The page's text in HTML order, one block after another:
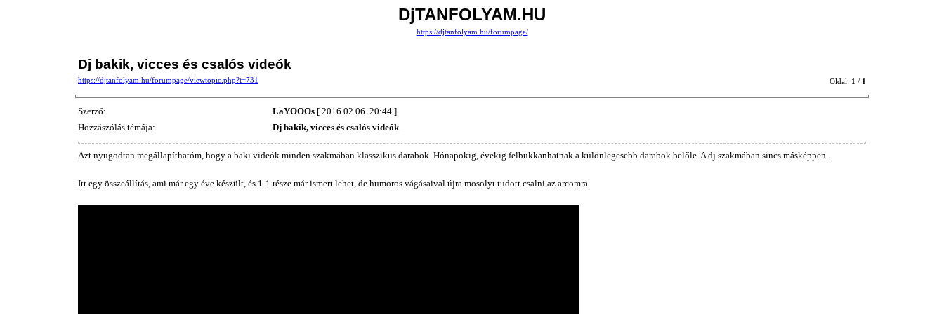
DjTANFOLYAM.HU
https://djtanfolyam.hu/forumpage/
Dj bakik, vicces és csalós videók
https://djtanfolyam.hu/forumpage/viewtopic.php?t=731 Oldal: 1 / 1
Szerző: LaYOOOs [ 2016.02.06. 20:44 ]
Hozzászólás témája:
Dj bakik, vicces és csalós videók
Azt nyugodtan megállapíthatóm, hogy a baki videók minden szakmában klasszikus darabok. Hónapokig, évekig felbukkanhatnak a különlegesebb darabok belőle. A dj szakmában sincs másképpen.
Itt egy összeállítás, ami már egy éve készült, és 1-1 része már ismert lehet, de humoros vágásaival újra mosolyt tudott csalni az arcomra.